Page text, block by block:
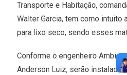
Transporte e Habitação,
Walter Garcia, tem como intuito
para lixo seco, sendo esses
Conforme o engenheiro
Anderson Luiz, serão instalados